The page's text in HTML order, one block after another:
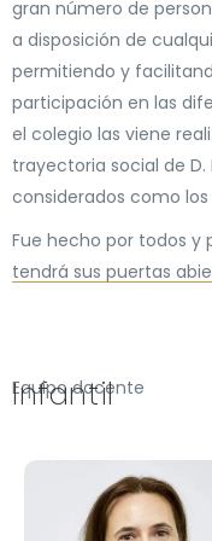
gran número de
a disposición de
permitiendo y
participación en las
el colegio las viene
trayectoria social de D.
considerados como
Fue hecho por todos y
tendrá sus puertas
Equipo docente
Infantil